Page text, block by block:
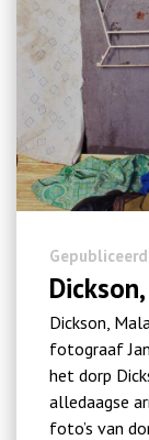
Dickson,
fotograaf
het dorp
alledaagse
foto’s van